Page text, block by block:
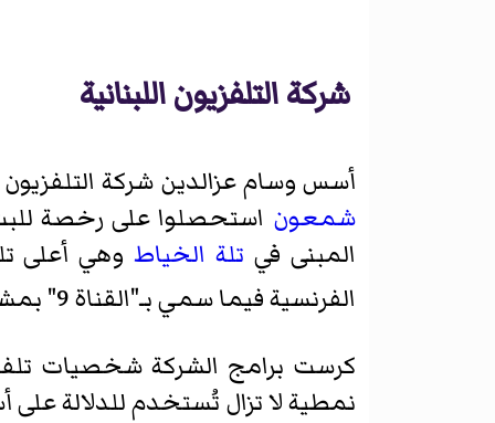
شركة التلفزيون اللبنانية
أسس وسام عزالدين شركة
شمعون استحصلوا على رخصة
المبنى في تلة الخياط
الفرنسية فيما سمي بـ"القناة 9" بمشاركة شركة أوأر تي أف الفرنسية
كرست برامج الشركة شخصيات
نمطية لا تزال تُستخدم للدلالة على